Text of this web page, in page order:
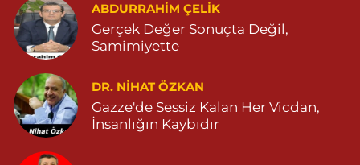
0 (542) 511 34 84 Yol Tarifi Al
Eymen Eczanesi
POYRAZ MAHALLE MEVLANA SOKAK NO:5A 05343032144
0 (534) 303 21 44
Yeni Eczanesi
YENİ MAHALLE 3086 SOKAK NO:2 4 04825413156
ABDURRAHIM ÇELİK
Gerçek Değer Sonuçta Değil,
Samimiyette
DR. NIHAT ÖZKAN
Gazze'de Sessiz Kalan Her Vicdan,
İnsanlığın Kaybıdır